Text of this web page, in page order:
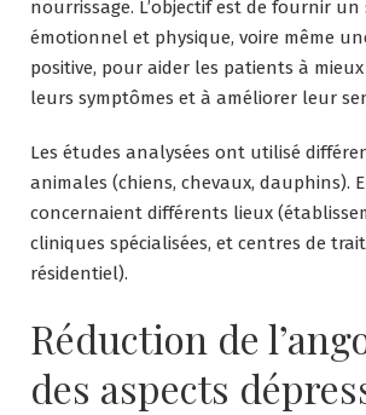
nourrissage. L’objectif est de fournir
émotionnel et physique, voire même
positive, pour aider les patients à
leurs symptômes et à améliorer leur
Les études analysées ont utilisé
animales (chiens, chevaux, dauphins).
concernaient différents lieux
cliniques spécialisées, et centres de
résidentiel).
Réduction de
des aspects